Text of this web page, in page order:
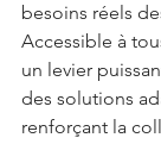
besoins réels
Accessible à
un levier
des solutions
renforçant la